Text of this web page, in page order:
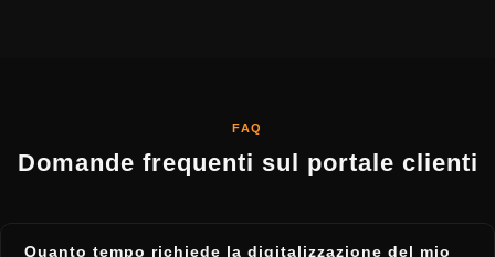
FAQ
Domande frequenti sul portale clienti
Quanto tempo richiede la digitalizzazione del mio